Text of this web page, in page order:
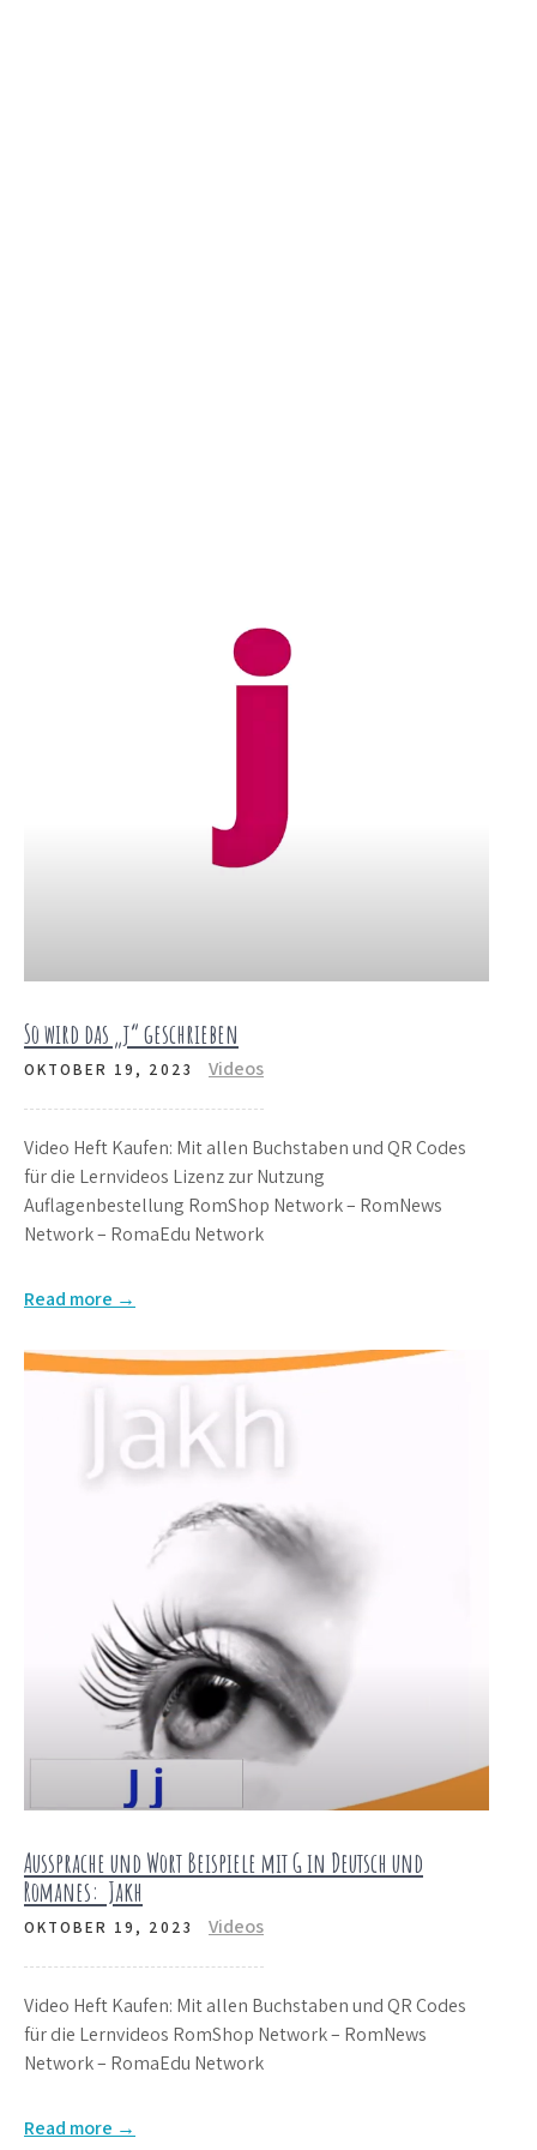
So wird das „j“ geschrieben
OKTOBER 19, 2023 Videos
Video Heft Kaufen: Mit allen Buchstaben und QR Codes
für die Lernvideos Lizenz zur Nutzung
Auflagenbestellung RomShop Network – RomNews
Network – RomaEdu Network
Read more →
Aussprache und Wort Beispiele mit G in Deutsch und
Romanes: Jakh
OKTOBER 19, 2023 Videos
Video Heft Kaufen: Mit allen Buchstaben und QR Codes
für die Lernvideos RomShop Network – RomNews
Network – RomaEdu Network
Read more →